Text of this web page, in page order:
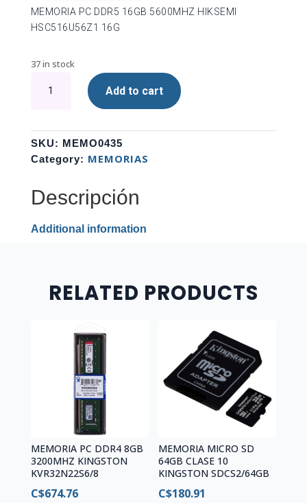
MEMORIA PC DDR5 16GB 5600MHZ HIKSEMI
HSC516U56Z1 16G
37 in stock
5600MHZ
HIKSEMI
16G
quantity
Add to cart
SKU: MEMO0435
Category: MEMORIAS
Descripción
Additional information
RELATED PRODUCTS
MEMORIA PC DDR4 8GB
3200MHZ KINGSTON
KVR32N22S6/8
C$674.76
MEMORIA MICRO SD
64GB CLASE 10
KINGSTON SDCS2/64GB
C$180.91